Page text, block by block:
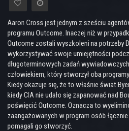
Aaron Cross jest jednym z sześciu
programu Outcome. Inaczej niż w
Outcome zostali wyszkoleni na potrzeby
wykorzystywać swoje umiejętności
długoterminowych zadań
człowiekiem, który stworzył oba
Kiedy okazuje się, że to właśnie świat
kiedy CIA nie udało się zapanować nad
poświęcić Outcome. Oznacza to
zaangażowanych w program osób
pomagali go stworzyć.